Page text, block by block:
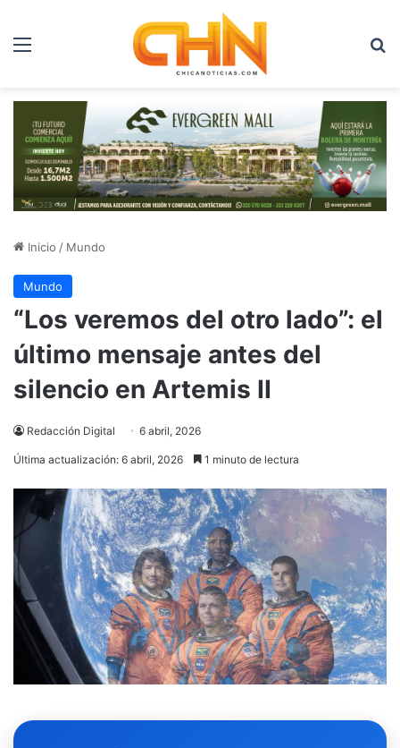
Menú
Inicio / Mundo
Mundo
“Los veremos del otro lado”: el
último mensaje antes del
silencio en Artemis II
Redacción Digital 6 abril, 2026
Última actualización: 6 abril, 2026 1 minuto de lectura